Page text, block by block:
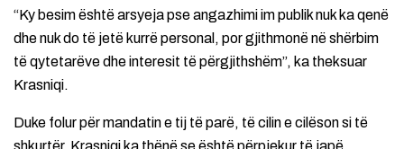
“Ky besim është arsyeja pse angazhimi im publik nuk ka qenë
dhe nuk do të jetë kurrë personal, por gjithmonë në shërbim
të qytetarëve dhe interesit të përgjithshëm”, ka theksuar
Krasniqi.
Duke folur për mandatin e tij të parë, të cilin e cilëson si të
shkurtër, Krasniqi ka thënë se është përpjekur të japë